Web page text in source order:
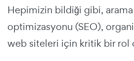
Hepimizin bildiği gibi,
optimizasyonu (SEO),
web siteleri için kritik bir rol